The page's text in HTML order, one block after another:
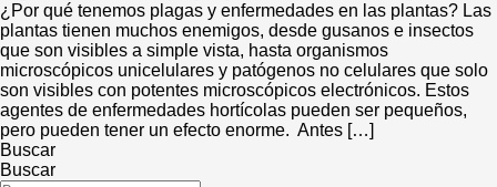
¿Por qué tenemos plagas y enfermedades en las plantas? Las
plantas tienen muchos enemigos, desde gusanos e insectos
que son visibles a simple vista, hasta organismos
microscópicos unicelulares y patógenos no celulares que solo
son visibles con potentes microscópicos electrónicos. Estos
agentes de enfermedades hortícolas pueden ser pequeños,
pero pueden tener un efecto enorme. Antes […]
Buscar
Buscar